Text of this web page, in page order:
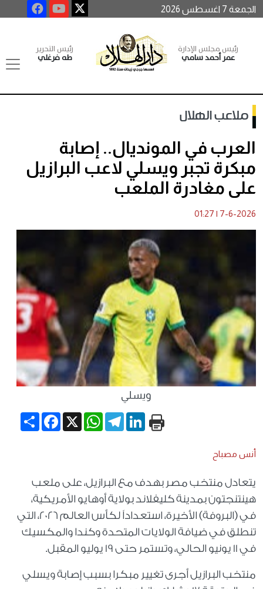
الجمعة 7 اغسطس 2026
رئيس مجلس الإدارة
عمر أحمد سامي
رئيس التحرير
طه فرغلي
ملاعب الهلال
العرب في المونديال.. إصابة
مبكرة تجبر ويسلي لاعب البرازيل
على مغادرة الملعب
7-6-2026
|
01:27
ويسلي
Share
Facebook X
WhatsApp
TelegramLinkedIn
أنس مصباح
يتعادل منتخب مصر بهدف مع البرازيل، على ملعب
هينتنجتون بمدينة كليفلاند بولاية أوهايو الأمريكية،
في (البروفة) الأخيرة، استعداداً لكأس العالم 2026، التي
تنطلق في ضيافة الولايات المتحدة وكندا والمكسيك
في 11 يونيو الحالي، وتستمر حتى 19 يوليو المقبل.
منتخب البرازيل أجرى تغيير مبكرا بسبب إصابة ويسلي